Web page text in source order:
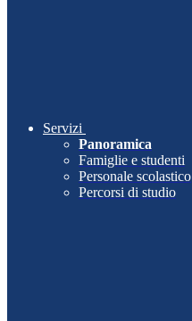
Servizi
Panoramica
Famiglie e studenti
Personale scolastico
Percorsi di studio